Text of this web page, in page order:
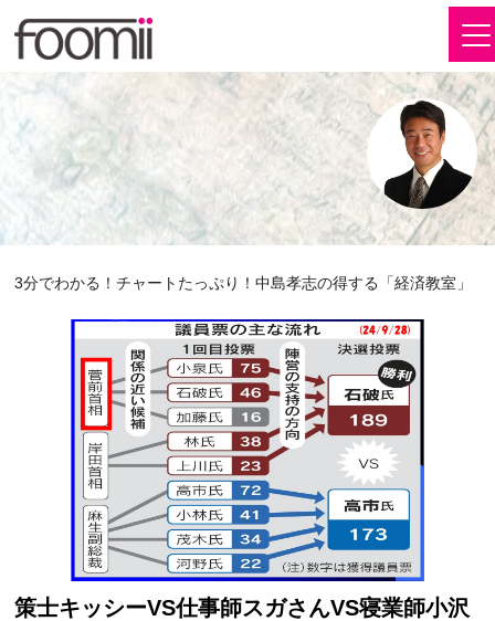
3分でわかる！チャートたっぷり！中島孝志の得する「経済教室」
策士キッシーVS仕事師スガさんVS寝業師小沢